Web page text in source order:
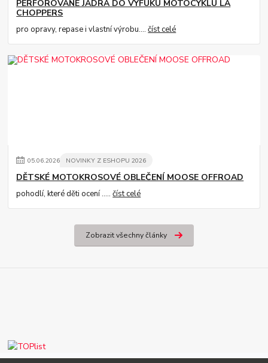
PERFOROVANÉ JÁDRA DO VÝFUKU MOTOCYKLU LA
CHOPPERS
pro opravy, repase i vlastní výrobu....číst celé
05.06.2026 NOVINKY Z ESHOPU 2026
DĚTSKÉ MOTOKROSOVÉ OBLEČENÍ MOOSE OFFROAD
pohodlí, které děti ocení .....číst celé
Zobrazit všechny články